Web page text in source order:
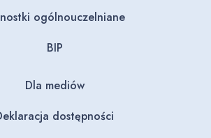
ogólnouczelniane
BIP
Dla mediów
dostępności